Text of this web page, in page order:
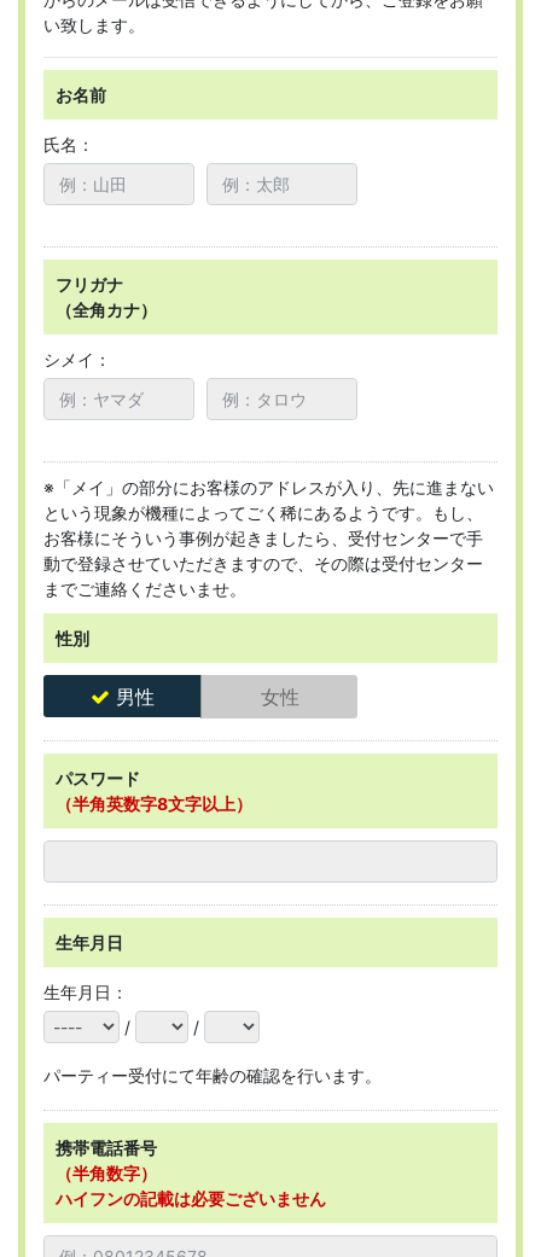
い致します。
お名前
氏名：
フリガナ
（全角カナ）
シメイ：
※「メイ」の部分にお客様のアドレスが入り、先に進まない
という現象が機種によってごく稀にあるようです。もし、
お客様にそういう事例が起きましたら、受付センターで手
動で登録させていただきますので、その際は受付センター
までご連絡くださいませ。
性別
男性 女性
パスワード
（半角英数字8文字以上）
生年月日
生年月日：
/
/
パーティー受付にて年齢の確認を行います。
携帯電話番号
（半角数字）
ハイフンの記載は必要ございません